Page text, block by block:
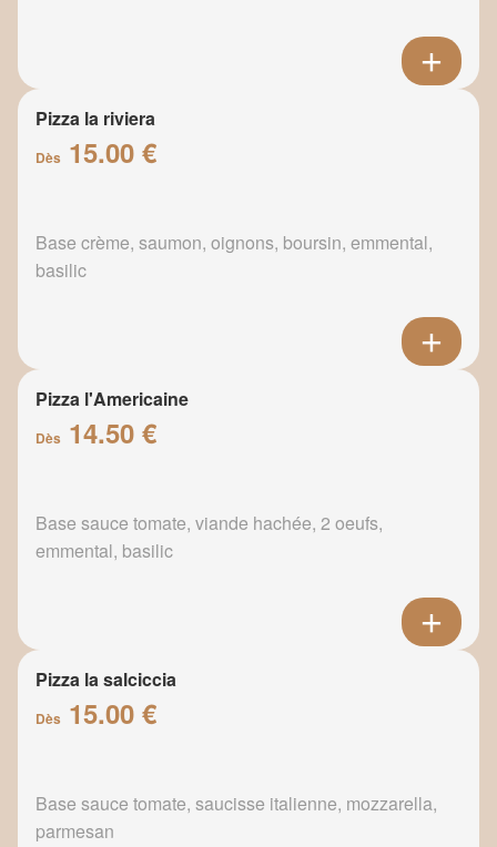
Pizza la riviera
Dès 15.00 €
Base crème, saumon, oignons, boursin, emmental,
basilic
Pizza l'Americaine
Dès 14.50 €
Base sauce tomate, viande hachée, 2 oeufs,
emmental, basilic
Pizza la salciccia
Dès 15.00 €
Base sauce tomate, saucisse italienne, mozzarella,
parmesan